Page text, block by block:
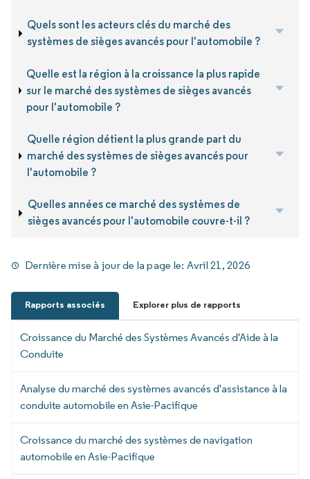
Quels sont les acteurs clés du marché des
systèmes de sièges avancés pour l'automobile ?
Quelle est la région à la croissance la plus rapide
sur le marché des systèmes de sièges avancés
pour l'automobile ?
Quelle région détient la plus grande part du
marché des systèmes de sièges avancés pour
l'automobile ?
Quelles années ce marché des systèmes de
sièges avancés pour l'automobile couvre-t-il ?
Dernière mise à jour de la page le: Avril 21, 2026
Rapports associés Explorer plus de rapports
Croissance du Marché des Systèmes Avancés d'Aide à la
Conduite
Analyse du marché des systèmes avancés d'assistance à la
conduite automobile en Asie-Pacifique
Croissance du marché des systèmes de navigation
automobile en Asie-Pacifique